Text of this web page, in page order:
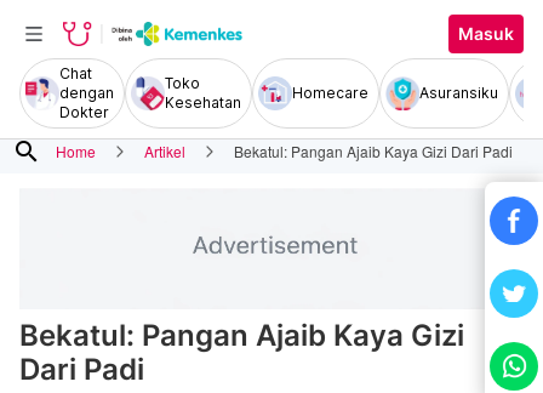
Masuk
Chat
dengan
Dokter
Toko
Kesehatan
Homecare Asuransiku
search Home Artikel Bekatul: Pangan Ajaib Kaya Gizi Dari Padi
Bekatul: Pangan Ajaib Kaya Gizi
Dari Padi